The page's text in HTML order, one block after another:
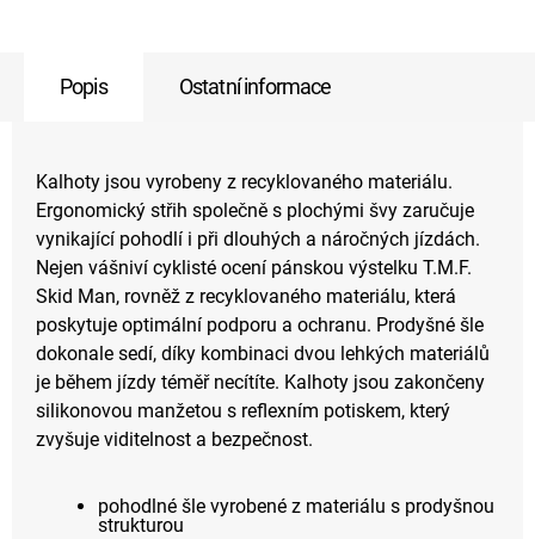
Popis Ostatní informace
Kalhoty jsou vyrobeny z recyklovaného materiálu.
Ergonomický střih společně s plochými švy zaručuje
vynikající pohodlí i při dlouhých a náročných jízdách.
Nejen vášniví cyklisté ocení pánskou výstelku T.M.F.
Skid Man, rovněž z recyklovaného materiálu, která
poskytuje optimální podporu a ochranu. Prodyšné šle
dokonale sedí, díky kombinaci dvou lehkých materiálů
je během jízdy téměř necítíte. Kalhoty jsou zakončeny
silikonovou manžetou s reflexním potiskem, který
zvyšuje viditelnost a bezpečnost.
pohodlné šle vyrobené z materiálu s prodyšnou
strukturou